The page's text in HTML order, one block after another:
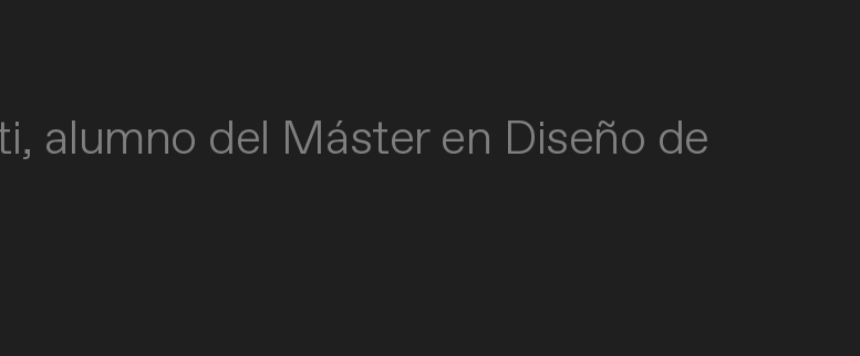
alumno del Máster en Diseño de